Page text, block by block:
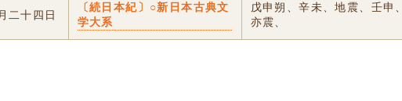
二十四日
〔続日本紀〕○新日本古典文
学大系
戊申朔、辛未、地震、壬申、
亦震、